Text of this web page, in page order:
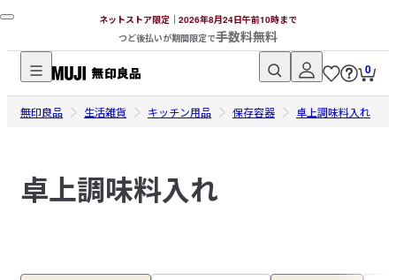
ネットストア限定｜2026年8月24日午前10時まで
つど後払いが期間限定で手数料無料
無
印
ネ
ッ
ト
0
無印良品 生活雑貨 キッチン用品 保存容器 卓上調味料入れ
卓上調味料入れ